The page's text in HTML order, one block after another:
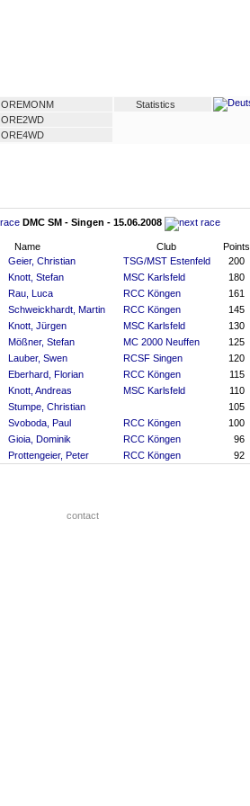
OREMONM
ORE2WD
ORE4WD
Statistics
DMC SM - Singen - 15.06.2008
Name Club
Points
Geier, Christian TSG/MST Estenfeld
200
Knott, Stefan MSC Karlsfeld
180
Rau, Luca RCC Köngen
161
Schweickhardt, Martin RCC Köngen
145
Knott, Jürgen MSC Karlsfeld
130
Mößner, Stefan MC 2000 Neuffen
125
Lauber, Swen RCSF Singen
120
Eberhard, Florian RCC Köngen
115
Knott, Andreas MSC Karlsfeld
110
Stumpe, Christian
105
Svoboda, Paul RCC Köngen
100
Gioia, Dominik RCC Köngen
96
Prottengeier, Peter RCC Köngen 92
contact